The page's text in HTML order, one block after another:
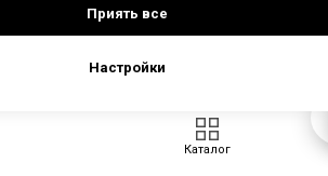
Приять все
Настройки
Каталог